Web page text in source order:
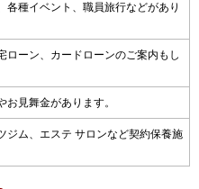
各種イベント、職員旅行などがあり
ローン、カードローンのご案内もし
見舞金があります。
ジム、エステ サロンなど契約保養施